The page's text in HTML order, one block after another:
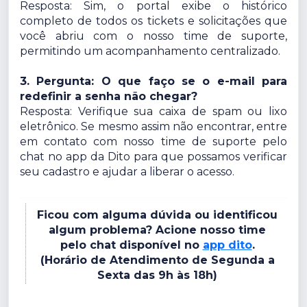
Resposta: Sim, o portal exibe o histórico
completo de todos os tickets e solicitações que
você abriu com o nosso time de suporte,
permitindo um acompanhamento centralizado.
3. Pergunta: O que faço se o e-mail para
redefinir a senha não chegar?
Resposta: Verifique sua caixa de spam ou lixo
eletrônico. Se mesmo assim não encontrar, entre
em contato com nosso time de suporte pelo
chat no app da Dito para que possamos verificar
seu cadastro e ajudar a liberar o acesso.
Ficou com alguma dúvida ou identificou
algum problema? Acione nosso time
pelo chat disponível no app dito.
(Horário de Atendimento de Segunda a
Sexta das 9h às 18h)